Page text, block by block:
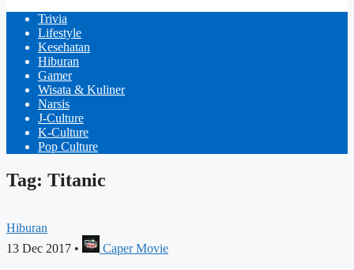
Trivia
Lifestyle
Kesehatan
Hiburan
Gamer
Wisata & Kuliner
Narsis
J-Culture
K-Culture
Pop Culture
Tag: Titanic
Hiburan
13 Dec 2017 • Caper Movie